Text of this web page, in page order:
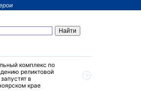
комплекс по
реликтовой
в
крае